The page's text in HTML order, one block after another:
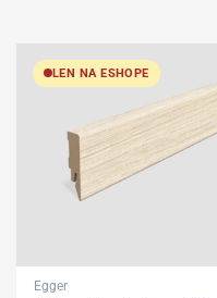
LEN NA ESHOPE
Egger